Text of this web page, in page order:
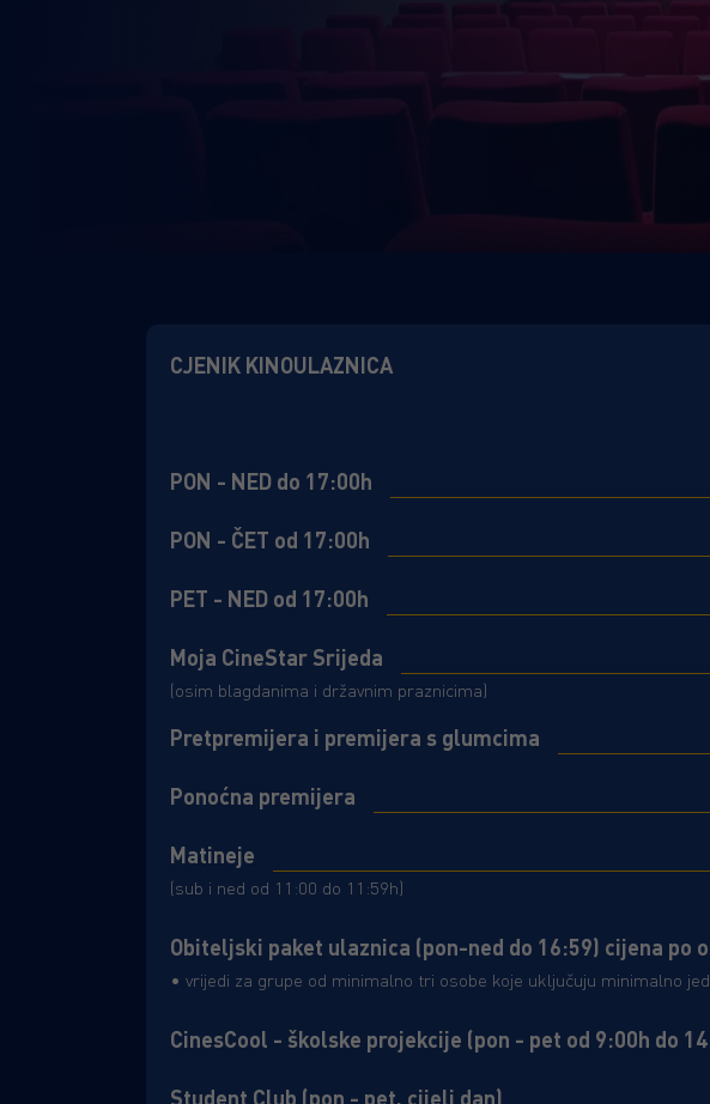
CJENIK KINOULAZNICA
PON - NED do 17:00h
PON - ČET od 17:00h
PET - NED od 17:00h
Moja CineStar Srijeda
(osim blagdanima i državnim praznicima)
Pretpremijera i premijera s glumcima
Ponoćna premijera
Matineje
(sub i ned od 11:00 do 11:59h)
Obiteljski paket ulaznica (pon-ned do 16:59) cijena po
• vrijedi za grupe od minimalno tri osobe koje uključuju minimalno
CinesCool - školske projekcije (pon - pet od 9:00h do
Student Club (pon - pet, cijeli dan)